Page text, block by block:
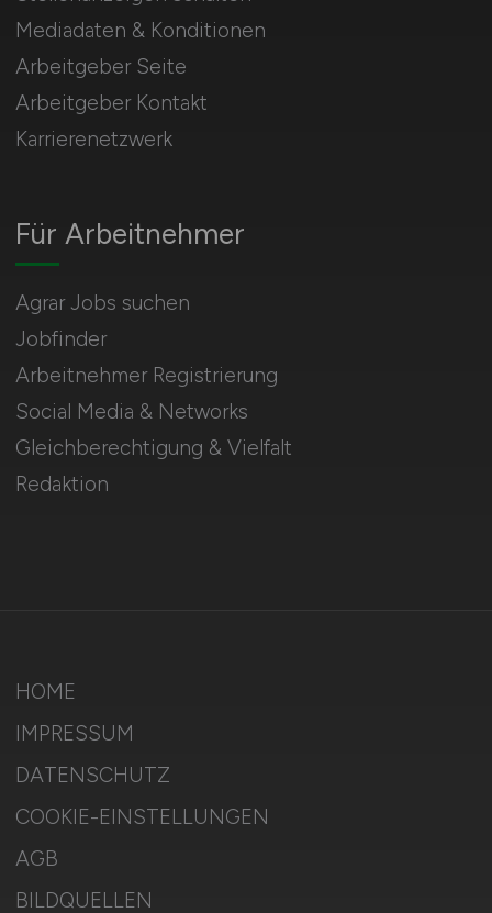
Für Arbeitnehmer
Agrar Jobs suchen
Jobfinder
Arbeitnehmer Registrierung
Social Media & Networks
Gleichberechtigung & Vielfalt
Redaktion
Mediadaten & Konditionen
Arbeitgeber Seite
Arbeitgeber Kontakt
Karrierenetzwerk
HOME
IMPRESSUM
DATENSCHUTZ
COOKIE-EINSTELLUNGEN
AGB
BILDQUELLEN